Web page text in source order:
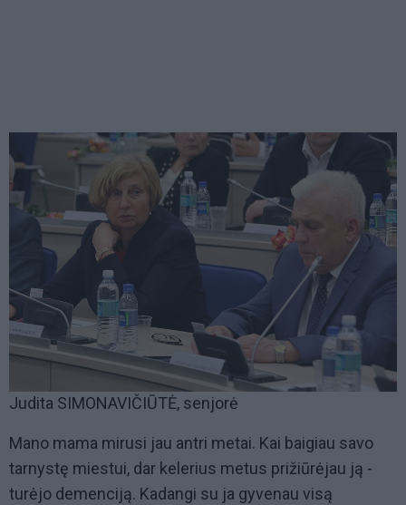
Judita SIMONAVIČIŪTĖ, senjorė
Mano mama mirusi jau antri metai. Kai baigiau savo
tarnystę miestui, dar kelerius metus prižiūrėjau ją -
turėjo demenciją. Kadangi su ja gyvenau visą